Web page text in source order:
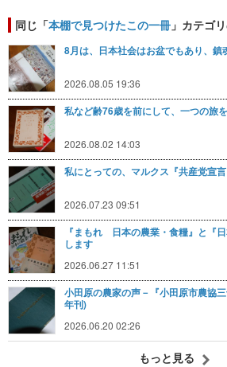
同じ「本棚で見つけたこの一冊 」カテゴ
8月は、日本社会はお盆でもあり、鎮
2026.08.05 19:36
私など齢76歳を前にして、一つの旅
2026.08.02 14:03
私にとっての、マルクス『共産党宣
2026.07.23 09:51
『まもれ 日本の農業・食糧』と『
します
2026.06.27 11:51
小田原の農家の声－『小田原市農協
年刊)
2026.06.20 02:26
もっと見る